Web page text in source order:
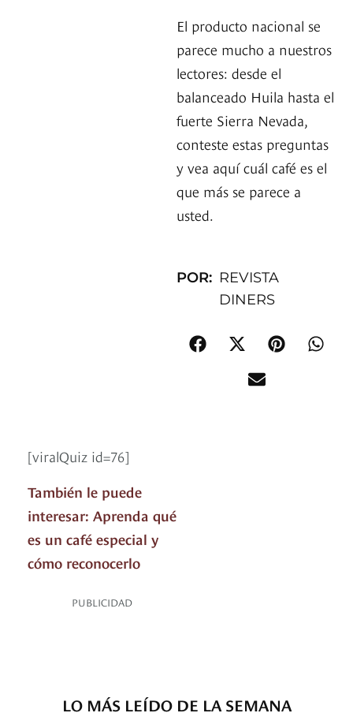
El producto nacional se
parece mucho a nuestros
lectores: desde el
balanceado Huila hasta el
fuerte Sierra Nevada,
conteste estas preguntas
y vea aquí cuál café es el
que más se parece a
usted.
POR: REVISTA
DINERS
[viralQuiz id=76]
También le puede
interesar: Aprenda qué
es un café especial y
cómo reconocerlo
PUBLICIDAD
LO MÁS LEÍDO DE LA SEMANA